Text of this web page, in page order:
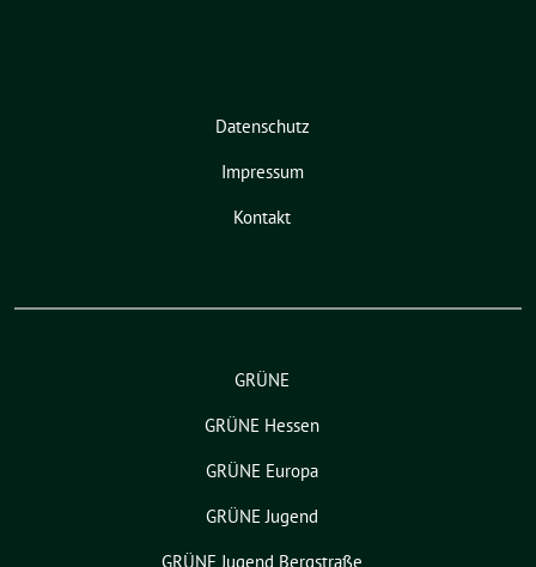
Datenschutz
Impressum
Kontakt
GRÜNE
GRÜNE Hessen
GRÜNE Europa
GRÜNE Jugend
GRÜNE Jugend Bergstraße